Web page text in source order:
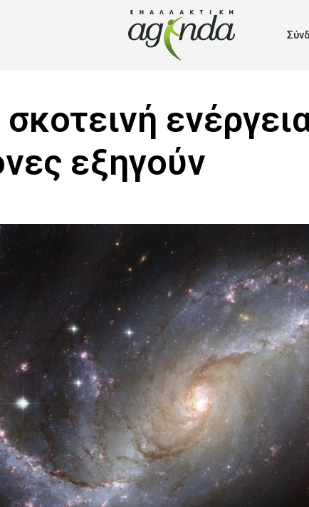
σκοτεινή
εξηγούν